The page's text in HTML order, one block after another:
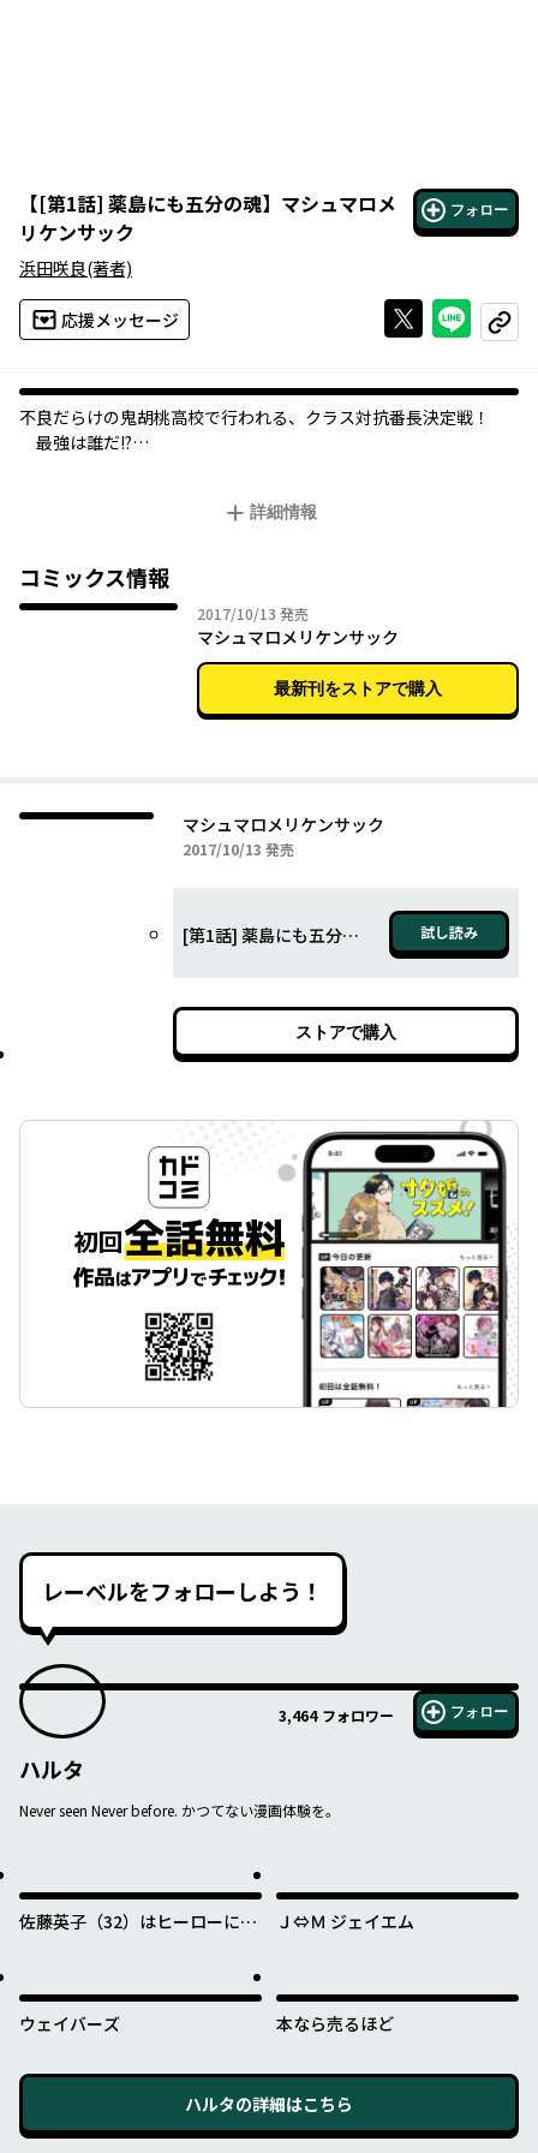
【[第1話] 薬島にも五分の魂】 マシュマロメ
リケンサック
フォロー
浜田咲良(著者)
応援メッセージ Xで投稿する
ライン
コピー
不良だらけの鬼胡桃高校で行われる、クラス対抗番長決定戦！
最強は誰だ!?
年B組の代表は喧嘩師・火野（ひの）に決まったはずだった。
……が、とある理由から薬島も代表に!?
キレ者、超怪力など、さまざまな他のクラス代表を蹴散らせるの
いじめられっ子ゆえの必勝法が冴え渡る!?
マシュマロ（いじめられっ子）×メリケンサック（喧嘩師）のコ
ンビネーションも見逃すな！"
詳細情報
コミックス情報
2017/10/13 2017年10月13日
発売
マシュマロメリケンサック
最新刊をストアで購入
マシュマロメリケンサック
2017/10/13 2017年10月13日
発売
[第1話] 薬島にも五分の魂 試し読み
ストアで購入
レーベルをフォローしよう！
3,464 フォロワー フォロー
ハルタ
Never seen Never before. かつてない漫画体験を。
佐藤英子（32）はヒーローにな
Ｊ⇔Ｍ ジェイエム
ウェイバーズ 本なら売るほど
ハルタの詳細はこちら